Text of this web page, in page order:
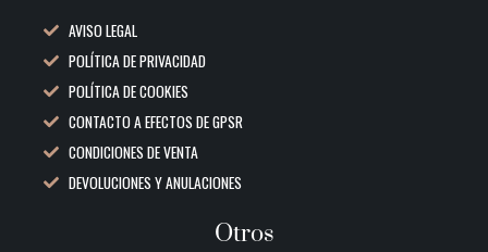
AVISO LEGAL
POLÍTICA DE PRIVACIDAD
POLÍTICA DE COOKIES
CONTACTO A EFECTOS DE GPSR
CONDICIONES DE VENTA
DEVOLUCIONES Y ANULACIONES
Otros